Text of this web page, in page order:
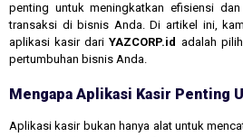
penting untuk meningkatkan efisiensi
transaksi di bisnis Anda. Di artikel ini,
aplikasi kasir dariYAZCORP.id adalah
pertumbuhan bisnis Anda.
Mengapa Aplikasi Kasir Penting
Aplikasi kasir bukan hanya alat untuk